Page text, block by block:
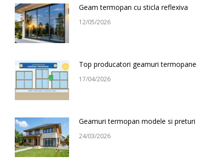
Geam termopan cu sticla reflexiva
12/05/2026
Top producatori geamuri termopane
17/04/2026
Geamuri termopan modele si preturi
24/03/2026